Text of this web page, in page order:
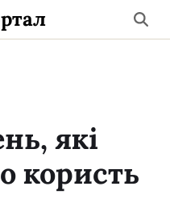
які
користь